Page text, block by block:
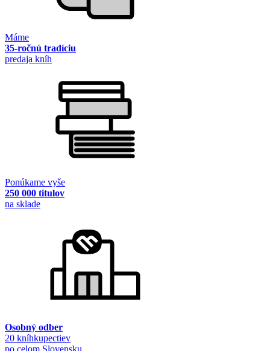
Máme
35-ročnú tradíciu
predaja kníh
Ponúkame vyše
250 000 titulov
na sklade
Osobný odber
20 kníhkupectiev